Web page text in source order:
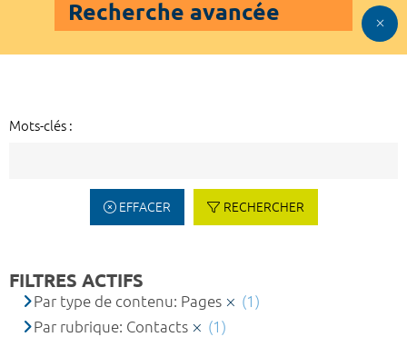
Recherche avancée
Mots-clés :
EFFACER RECHERCHER
FILTRES ACTIFS
Par type de contenu: Pages
(1)
Par rubrique: Contacts
(1)